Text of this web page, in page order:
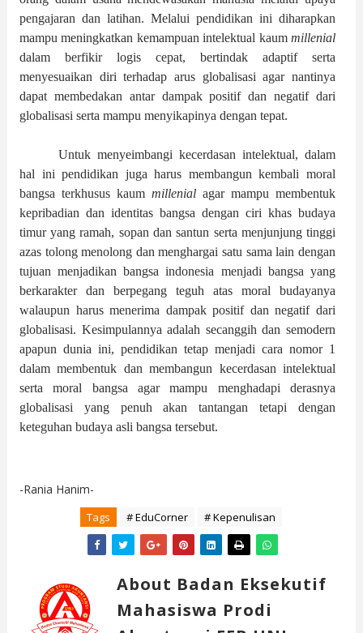
pengajaran dan latihan. Melalui pendidikan ini diharapkan
mampu meningkatkan kemampuan intelektual kaummillenial
dalam berfikir logis cepat, bertindak adaptif serta
menyesuaikan diri terhadap arus globalisasi agar nantinya
dapat membedakan antar dampak positif dan negatif dari
globalisasi serta mampu menyikapinya dengan tepat.
Untuk menyeimbangi kecerdasan intelektual, dalam
hal ini pendidikan juga harus membangun kembali moral
bangsa terkhusus kaum millenial agar mampu membentuk
kepribadian dan identitas bangsa dengan ciri khas budaya
timur yang ramah, sopan dan santun serta menjunjung tinggi
azas tolong menolong dan menghargai satu sama lain dengan
tujuan menjadikan bangsa indonesia menjadi bangsa yang
berkarakter dan berpegang teguh atas moral budayanya
walaupun harus menerima dampak positif dan negatif dari
globalisasi. Kesimpulannya adalah secanggih dan semodern
apapun dunia ini, pendidikan tetap menjadi cara nomor 1
dalam membentuk dan membangun kecerdasan intelektual
serta moral bangsa agar mampu menghadapi derasnya
globalisasi yang penuh akan tantangan tetapi dengan
keteguhan budaya asli bangsa tersebut.
-Rania Hanim-
Tags # EduCorner # Kepenulisan
About Badan Eksekutif
Mahasiswa Prodi